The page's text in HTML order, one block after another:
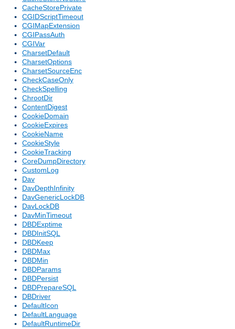
CacheStorePrivate
CGIDScriptTimeout
CGIMapExtension
CGIPassAuth
CGIVar
CharsetDefault
CharsetOptions
CharsetSourceEnc
CheckCaseOnly
CheckSpelling
ChrootDir
ContentDigest
CookieDomain
CookieExpires
CookieName
CookieStyle
CookieTracking
CoreDumpDirectory
CustomLog
Dav
DavDepthInfinity
DavGenericLockDB
DavLockDB
DavMinTimeout
DBDExptime
DBDInitSQL
DBDKeep
DBDMax
DBDMin
DBDParams
DBDPersist
DBDPrepareSQL
DBDriver
DefaultIcon
DefaultLanguage
DefaultRuntimeDir